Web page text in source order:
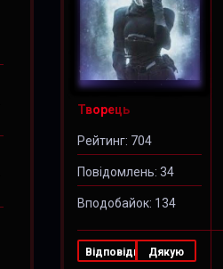
Творець
Рейтинг: 704
Повідомлень: 34
Вподобайок: 134
Відповідь Дякую